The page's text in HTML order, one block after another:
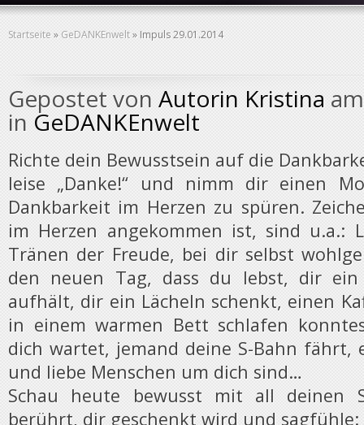
Startseite » GeDANKEnwelt» Impuls 29.01.2014
Gepostet von Autorin Kristina
in GeDANKEnwelt
Richte dein Bewusstsein auf die
leise „Danke!“ und nimm dir einen
Dankbarkeit im Herzen zu spüren.
im Herzen angekommen ist, sind u.a.:
Tränen der Freude, bei dir selbst
den neuen Tag, dass du lebst, dir
aufhält, dir ein Lächeln schenkt, einen
in einem warmen Bett schlafen
dich wartet, jemand deine S-Bahn fährt,
und liebe Menschen um dich sind…
Schau heute bewusst mit all deinen
berührt, dir geschenkt wird und sagfühle: